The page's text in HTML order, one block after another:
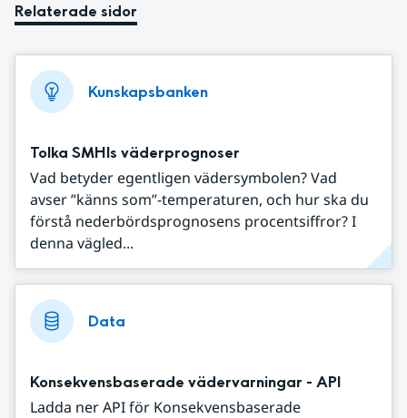
Relaterade sidor
Kunskapsbanken
Tolka SMHIs väderprognoser
Vad betyder egentligen vädersymbolen? Vad
avser ”känns som”-temperaturen, och hur ska du
förstå nederbördsprognosens procentsiffror? I
denna vägled...
Data
Konsekvensbaserade vädervarningar - API
Ladda ner API för Konsekvensbaserade